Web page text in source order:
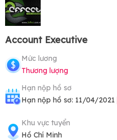
Account Executive
Mức lương
Thương lượng
Hạn nộp hồ sơ
Hạn nộp hồ sơ: 11/04/2021
Khu vực tuyển
Hồ Chí Minh